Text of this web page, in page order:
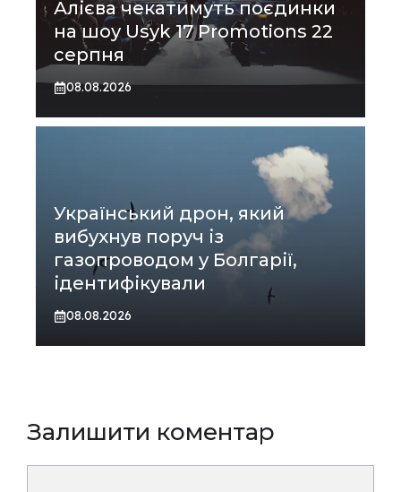
Алієва чекатимуть поєдинки
на шоу Usyk 17 Promotions 22
серпня
08.08.2026
Український дрон, який
вибухнув поруч із
газопроводом у Болгарії,
ідентифікували
08.08.2026
Залишити коментар